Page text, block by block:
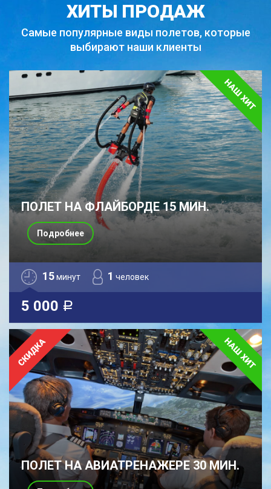
ХИТЫ ПРОДАЖ
Самые популярные виды полетов, которые
выбирают наши клиенты
ПОЛЕТ НА ФЛАЙБОРДЕ 15 МИН.
15минут 1 человек
5 000 a
Подробнее
ПОЛЕТ НА АВИАТРЕНАЖЕРЕ 30 МИН.